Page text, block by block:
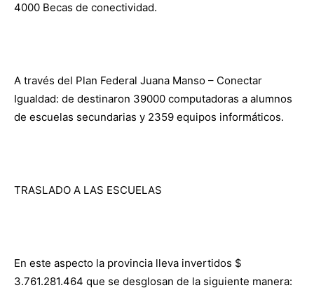
4000 Becas de conectividad.
A través del Plan Federal Juana Manso – Conectar
Igualdad: de destinaron 39000 computadoras a alumnos
de escuelas secundarias y 2359 equipos informáticos.
TRASLADO A LAS ESCUELAS
En este aspecto la provincia lleva invertidos $
3.761.281.464 que se desglosan de la siguiente manera: